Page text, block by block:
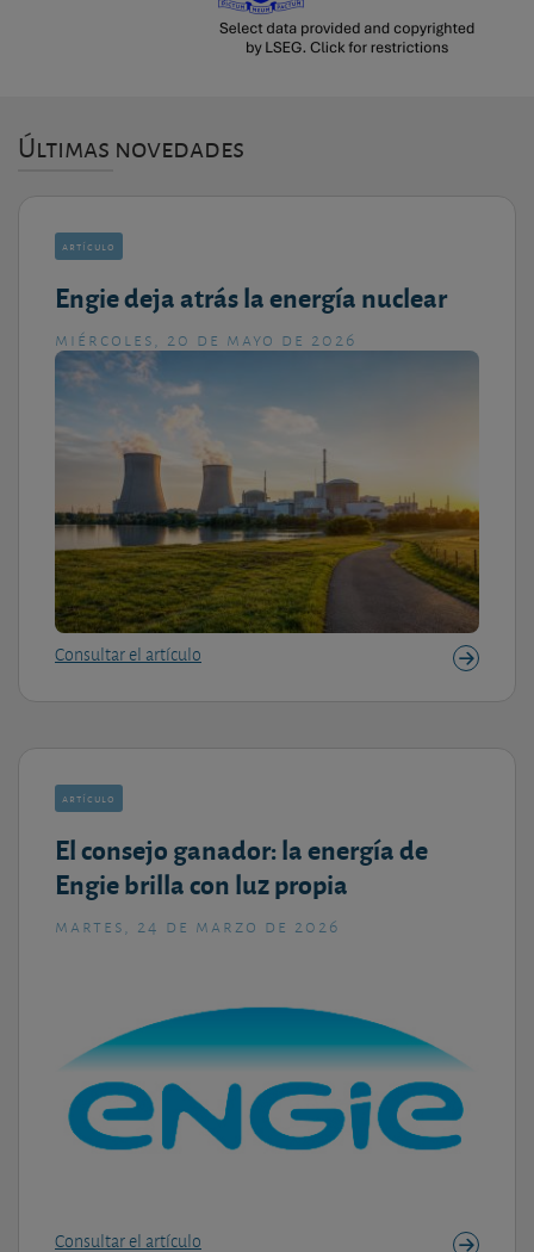
Últimas novedades
artículo
Engie deja atrás la energía nuclear
miércoles, 20 de mayo de 2026
Consultar el artículo
artículo
El consejo ganador: la energía de
Engie brilla con luz propia
martes, 24 de marzo de 2026
Consultar el artículo